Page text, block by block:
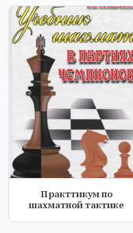
Практтикум по
шахматной тактике